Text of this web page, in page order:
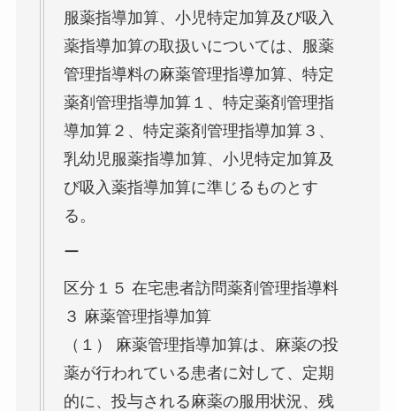
服薬指導加算、小児特定加算及び吸入
薬指導加算の取扱いについては、服薬
管理指導料の麻薬管理指導加算、特定
薬剤管理指導加算１、特定薬剤管理指
導加算２、特定薬剤管理指導加算３、
乳幼児服薬指導加算、小児特定加算及
び吸入薬指導加算に準じるものとす
る。
ー
区分１５ 在宅患者訪問薬剤管理指導料
３ 麻薬管理指導加算
（１） 麻薬管理指導加算は、麻薬の投
薬が行われている患者に対して、定期
的に、投与される麻薬の服用状況、残